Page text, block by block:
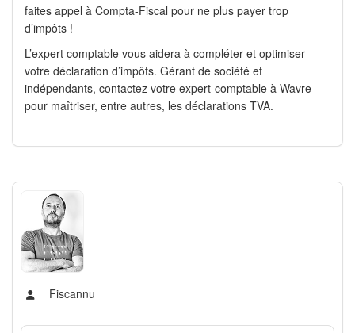
faites appel à Compta-Fiscal pour ne plus payer trop
d’impôts !
L’expert comptable vous aidera à compléter et optimiser
votre déclaration d’impôts. Gérant de société et
indépendants, contactez votre expert-comptable à Wavre
pour maîtriser, entre autres, les déclarations TVA.
Fiscannu